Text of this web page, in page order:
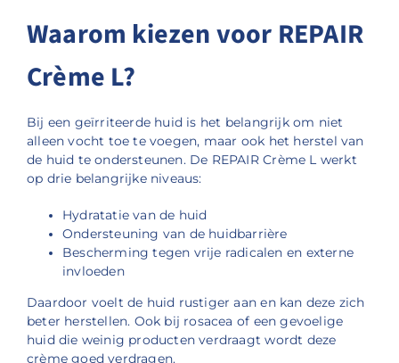
Waarom kiezen voor REPAIR
Crème L?
Bij een geïrriteerde huid is het belangrijk om niet
alleen vocht toe te voegen, maar ook het herstel van
de huid te ondersteunen. De REPAIR Crème L werkt
op drie belangrijke niveaus:
Hydratatie van de huid
Ondersteuning van de huidbarrière
Bescherming tegen vrije radicalen en externe
invloeden
Daardoor voelt de huid rustiger aan en kan deze zich
beter herstellen. Ook bij rosacea of een gevoelige
huid die weinig producten verdraagt wordt deze
crème goed verdragen.